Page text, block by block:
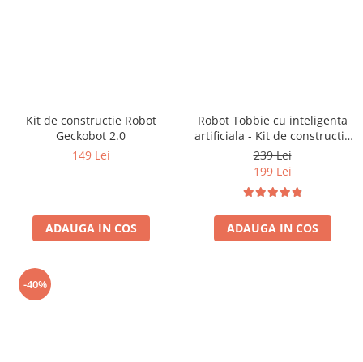
Kit de constructie Robot
Geckobot 2.0
149 Lei
ADAUGA IN COS
Robot Tobbie cu inteligenta
artificiala - Kit de constructie
(RO)
239 Lei
199 Lei
ADAUGA IN COS
-40%